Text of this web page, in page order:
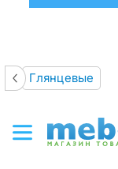
Глянцевые